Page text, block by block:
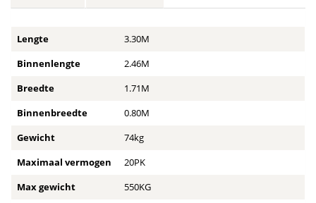
Lengte
3.30M
Binnenlengte
2.46M
Breedte
1.71M
Binnenbreedte
0.80M
Gewicht
74kg
Maximaal vermogen
20PK
Max gewicht
550KG